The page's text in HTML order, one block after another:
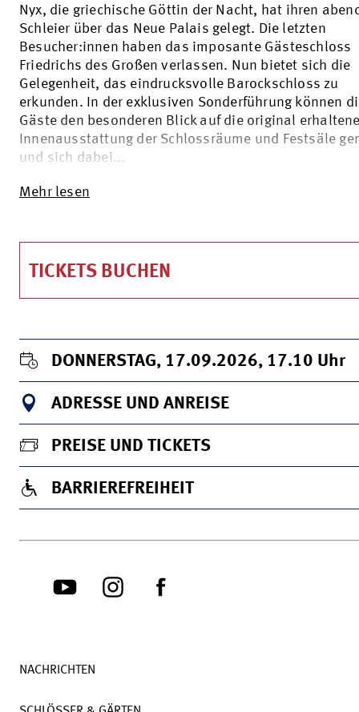
Nyx, die griechische Göttin der Nacht, hat ihren
Schleier über das Neue Palais gelegt. Die letzten
Besucher:innen haben das imposante Gästeschloss
Friedrichs des Großen verlassen. Nun bietet sich die
Gelegenheit, das eindrucksvolle Barockschloss zu
erkunden. In der exklusiven Sonderführung können
Gäste den besonderen Blick auf die original
Innenausstattung der Schlossräume und Festsäle
und sich dabei...
Mehr lesen
TICKETS BUCHEN
DONNERSTAG, 17.09.2026, 17.10 Uhr
ADRESSE UND ANREISE
PREISE UND TICKETS
BARRIEREFREIHEIT
NACHRICHTEN